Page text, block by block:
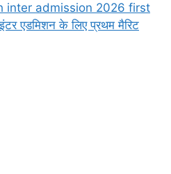
inter admission 2026 first
एडमिशन के लिए प्रथम मैरिट